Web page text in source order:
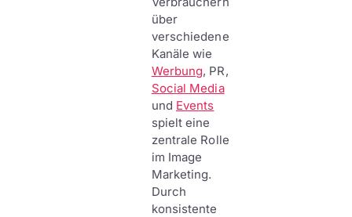
über
verschiedene
Kanäle wie
Werbung, PR,
Social Media
und Events
spielt eine
zentrale Rolle
im Image
Marketing.
Durch
konsistente